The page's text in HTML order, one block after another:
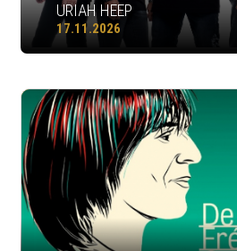
URIAH HEEP
17.11.2026